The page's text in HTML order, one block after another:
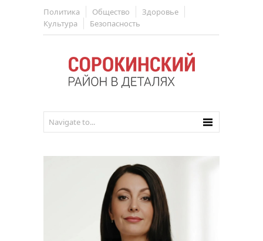
Политика Общество
Здоровье
Культура
Безопасность